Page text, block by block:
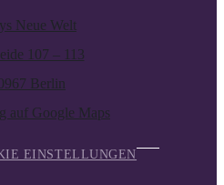
Neue Welt
107 – 113
Berlin
auf Google Maps
EINSTELLUNGEN